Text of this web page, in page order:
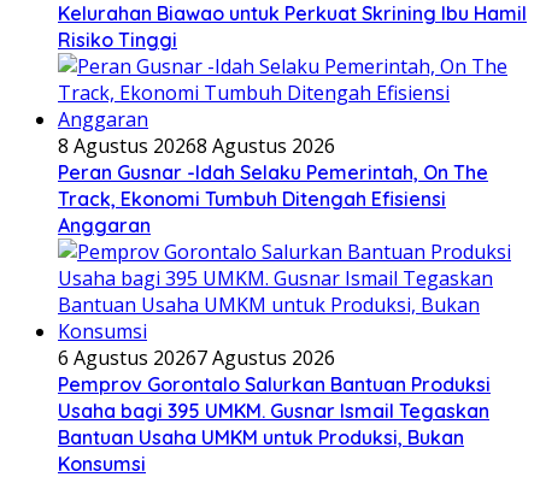
Kelurahan Biawao untuk Perkuat Skrining Ibu Hamil
Risiko Tinggi
8 Agustus 20268 Agustus 2026
Peran Gusnar -Idah Selaku Pemerintah, On The
Track, Ekonomi Tumbuh Ditengah Efisiensi
Anggaran
6 Agustus 20267 Agustus 2026
Pemprov Gorontalo Salurkan Bantuan Produksi
Usaha bagi 395 UMKM. Gusnar Ismail Tegaskan
Bantuan Usaha UMKM untuk Produksi, Bukan
Konsumsi